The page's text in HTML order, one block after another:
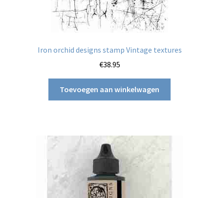
Iron orchid designs stamp Vintage textures
€38.95
Toevoegen aan winkelwagen